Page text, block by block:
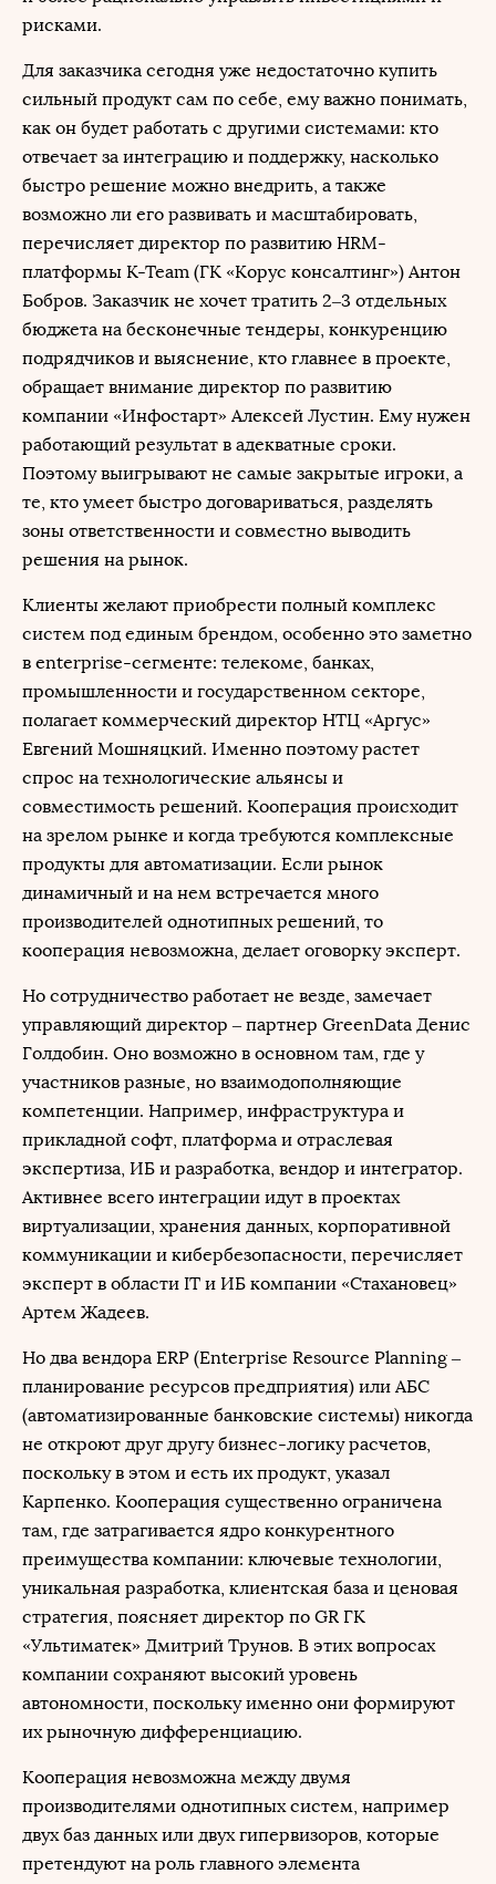
рисками.
Для заказчика сегодня уже недостаточно купить
сильный продукт сам по себе, ему важно понимать,
как он будет работать с другими системами: кто
отвечает за интеграцию и поддержку, насколько
быстро решение можно внедрить, а также
возможно ли его развивать и масштабировать,
перечисляет директор по развитию HRM-
платформы K-Team (ГК «Корус консалтинг») Антон
Бобров. Заказчик не хочет тратить 2–3 отдельных
бюджета на бесконечные тендеры, конкуренцию
подрядчиков и выяснение, кто главнее в проекте,
обращает внимание директор по развитию
компании «Инфостарт» Алексей Лустин. Ему нужен
работающий результат в адекватные сроки.
Поэтому выигрывают не самые закрытые игроки, а
те, кто умеет быстро договариваться, разделять
зоны ответственности и совместно выводить
решения на рынок.
Клиенты желают приобрести полный комплекс
систем под единым брендом, особенно это заметно
в enterprise-сегменте: телекоме, банках,
промышленности и государственном секторе,
полагает коммерческий директор НТЦ «Аргус»
Евгений Мошняцкий. Именно поэтому растет
спрос на технологические альянсы и
совместимость решений. Кооперация происходит
на зрелом рынке и когда требуются комплексные
продукты для автоматизации. Если рынок
динамичный и на нем встречается много
производителей однотипных решений, то
кооперация невозможна, делает оговорку эксперт.
Но сотрудничество работает не везде, замечает
управляющий директор – партнер GreenData Денис
Голдобин. Оно возможно в основном там, где у
участников разные, но взаимодополняющие
компетенции. Например, инфраструктура и
прикладной софт, платформа и отраслевая
экспертиза, ИБ и разработка, вендор и интегратор.
Активнее всего интеграции идут в проектах
виртуализации, хранения данных, корпоративной
коммуникации и кибербезопасности, перечисляет
эксперт в области IT и ИБ компании «Стахановец»
Артем Жадеев.
Но два вендора ERP (Enterprise Resource Planning –
планирование ресурсов предприятия) или АБС
(автоматизированные банковские системы) никогда
не откроют друг другу бизнес-логику расчетов,
поскольку в этом и есть их продукт, указал
Карпенко. Кооперация существенно ограничена
там, где затрагивается ядро конкурентного
преимущества компании: ключевые технологии,
уникальная разработка, клиентская база и ценовая
стратегия, поясняет директор по GR ГК
«Ультиматек» Дмитрий Трунов. В этих вопросах
компании сохраняют высокий уровень
автономности, поскольку именно они формируют
их рыночную дифференциацию.
Кооперация невозможна между двумя
производителями однотипных систем, например
двух баз данных или двух гипервизоров, которые
претендуют на роль главного элемента